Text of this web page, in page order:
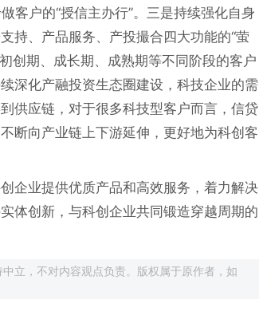
客户的“授信主办行”。三是持续强化自身
持、产品服务、产投撮合四大功能的“萤
创期、成长期、成熟期等不同阶段的客户
深化产融投资生态圈建设，科技企业的需
供应链，对于很多科技型客户而言，信贷
断向产业链上下游延伸，更好地为科创客
企业提供优质产品和高效服务，着力解决
体创新，与科创企业共同锻造穿越周期的
立，不对内容观点负责。版权属于原作者，如